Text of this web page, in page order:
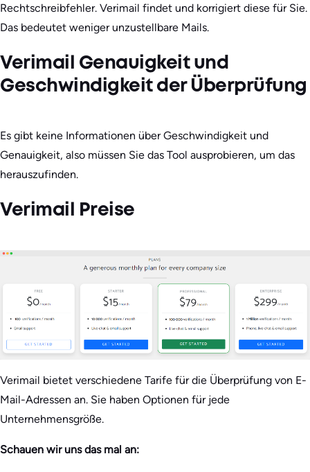
Rechtschreibfehler. Verimail findet und korrigiert diese für Sie.
Das bedeutet weniger unzustellbare Mails.
Verimail Genauigkeit und
Geschwindigkeit der Überprüfung
Es gibt keine Informationen über Geschwindigkeit und
Genauigkeit, also müssen Sie das Tool ausprobieren, um das
herauszufinden.
Verimail Preise
Verimail bietet verschiedene Tarife für die Überprüfung von E-
Mail-Adressen an. Sie haben Optionen für jede
Unternehmensgröße.
Schauen wir uns das mal an: